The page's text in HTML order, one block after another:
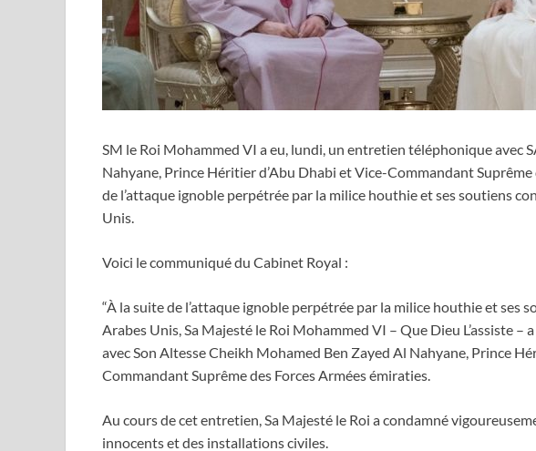
SM le Roi Mohammed VI a eu, lundi, un entretien téléphonique avec
Nahyane, Prince Héritier d’Abu Dhabi et Vice-Commandant
de l’attaque ignoble perpétrée par la milice houthie et ses soutiens
Unis.
Voici le communiqué du Cabinet Royal :
“À la suite de l’attaque ignoble perpétrée par la milice houthie et ses
Arabes Unis, Sa Majesté le Roi Mohammed VI – Que Dieu L’assiste
avec Son Altesse Cheikh Mohamed Ben Zayed Al Nahyane, Prince
Commandant Suprême des Forces Armées émiraties.
Au cours de cet entretien, Sa Majesté le Roi a condamné
innocents et des installations civiles.